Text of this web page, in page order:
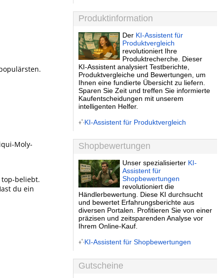
Moly-
beliebt.
du ein
Produktinformation
Der KI-Assistent für
Produktvergleich
revolutioniert Ihre
Produktrecherche. Dieser
KI-Assistent analysiert Testberichte,
Produktvergleiche und Bewertungen, um
Ihnen eine fundierte Übersicht zu liefern.
Sparen Sie Zeit und treffen Sie informierte
Kaufentscheidungen mit unserem
intelligenten Helfer.
KI-Assistent für Produktvergleich
Shopbewertungen
Unser spezialisierter KI-
Assistent für
Shopbewertungen
revolutioniert die
Händlerbewertung. Diese KI durchsucht
und bewertet Erfahrungsberichte aus
diversen Portalen. Profitieren Sie von einer
präzisen und zeitsparenden Analyse vor
Ihrem Online-Kauf.
KI-Assistent für Shopbewertungen
Gutscheine